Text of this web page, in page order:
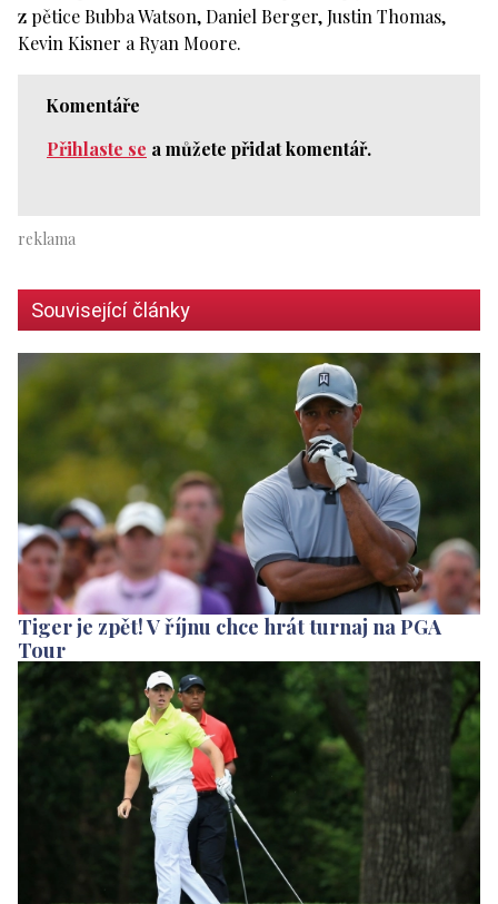
z pětice Bubba Watson, Daniel Berger, Justin Thomas,
Kevin Kisner a Ryan Moore.
Komentáře
Přihlaste se a můžete přidat komentář.
Související články
Tiger je zpět! V říjnu chce hrát turnaj na PGA
Tour